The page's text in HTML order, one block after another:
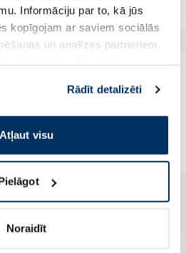
Informāciju par to, kā jūs
kopīgojam ar saviem sociālās
un analīzes partneriem,
šo papildu sīkdatņu
savu izvēli:
Rādīt detalizēti
Atļaut visu
Noraidīt